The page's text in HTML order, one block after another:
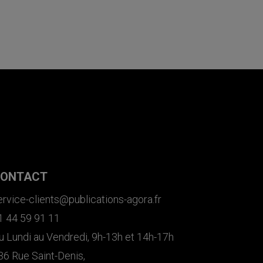
clients@publications-agora.fr
44 59 91 11
Lundi au Vendredi, 9h-13h et 14h-17h
Rue Saint-Denis,